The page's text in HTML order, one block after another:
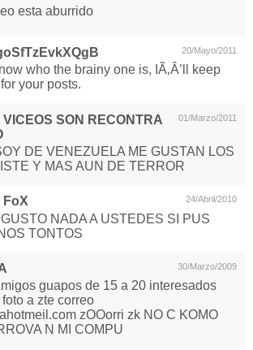
esta aburrido
20/Mayo/2011
who the brainy one is, IÃ‚Â’ll keep
your posts.
01/Marzo/2011
VICEOS SON RECONTRA
DE VENEZUELA ME GUSTAN LOS
Y MAS AUN DE TERROR
24/Abril/2010
FoX
NADA A USTEDES SI PUS
TONTOS
30/Marzo/2009
guapos de 15 a 20 interesados
a zte correo
zOOorri zk NO C KOMO
N MI COMPU